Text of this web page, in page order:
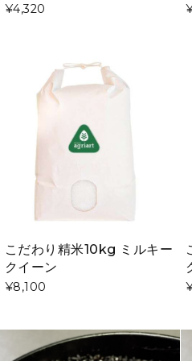
¥4,320
こだわり精米10kg ミルキー
クイーン
¥8,100